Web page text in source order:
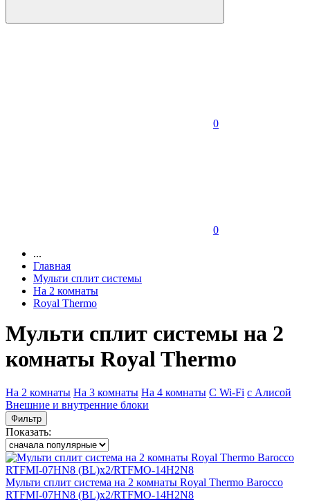
0
0
...
Главная
Мульти сплит системы
На 2 комнаты
Royal Thermo
Мульти сплит системы на 2
комнаты Royal Thermo
На 2 комнаты На 3 комнаты На 4 комнаты C Wi-Fi с Алисой
Внешние и внутренние блоки
Фильтр
Показать:
Мульти сплит система на 2 комнаты Royal Thermo Barocco
RTFMI-07HN8 (BL)х2/RTFMO-14H2N8